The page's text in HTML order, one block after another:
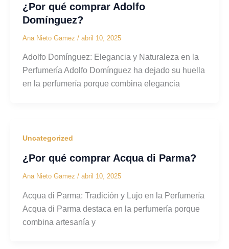
¿Por qué comprar Adolfo
Domínguez?
Ana Nieto Gamez / abril 10, 2025
Adolfo Domínguez: Elegancia y Naturaleza en la
Perfumería Adolfo Domínguez ha dejado su huella
en la perfumería porque combina elegancia
Uncategorized
¿Por qué comprar Acqua di Parma?
Ana Nieto Gamez / abril 10, 2025
Acqua di Parma: Tradición y Lujo en la Perfumería
Acqua di Parma destaca en la perfumería porque
combina artesanía y